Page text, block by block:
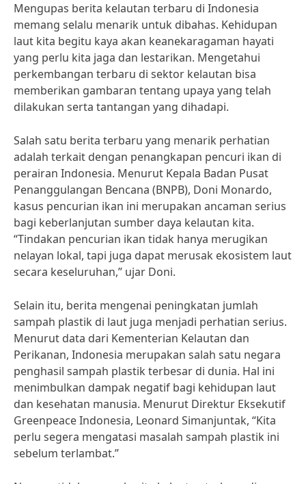
Mengupas berita kelautan terbaru di Indonesia
memang selalu menarik untuk dibahas. Kehidupan
laut kita begitu kaya akan keanekaragaman hayati
yang perlu kita jaga dan lestarikan. Mengetahui
perkembangan terbaru di sektor kelautan bisa
memberikan gambaran tentang upaya yang telah
dilakukan serta tantangan yang dihadapi.
Salah satu berita terbaru yang menarik perhatian
adalah terkait dengan penangkapan pencuri ikan di
perairan Indonesia. Menurut Kepala Badan Pusat
Penanggulangan Bencana (BNPB), Doni Monardo,
kasus pencurian ikan ini merupakan ancaman serius
bagi keberlanjutan sumber daya kelautan kita.
“Tindakan pencurian ikan tidak hanya merugikan
nelayan lokal, tapi juga dapat merusak ekosistem laut
secara keseluruhan,” ujar Doni.
Selain itu, berita mengenai peningkatan jumlah
sampah plastik di laut juga menjadi perhatian serius.
Menurut data dari Kementerian Kelautan dan
Perikanan, Indonesia merupakan salah satu negara
penghasil sampah plastik terbesar di dunia. Hal ini
menimbulkan dampak negatif bagi kehidupan laut
dan kesehatan manusia. Menurut Direktur Eksekutif
Greenpeace Indonesia, Leonard Simanjuntak, “Kita
perlu segera mengatasi masalah sampah plastik ini
sebelum terlambat.”